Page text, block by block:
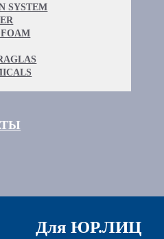
SYSTEM
Для ЮР.ЛИЦ